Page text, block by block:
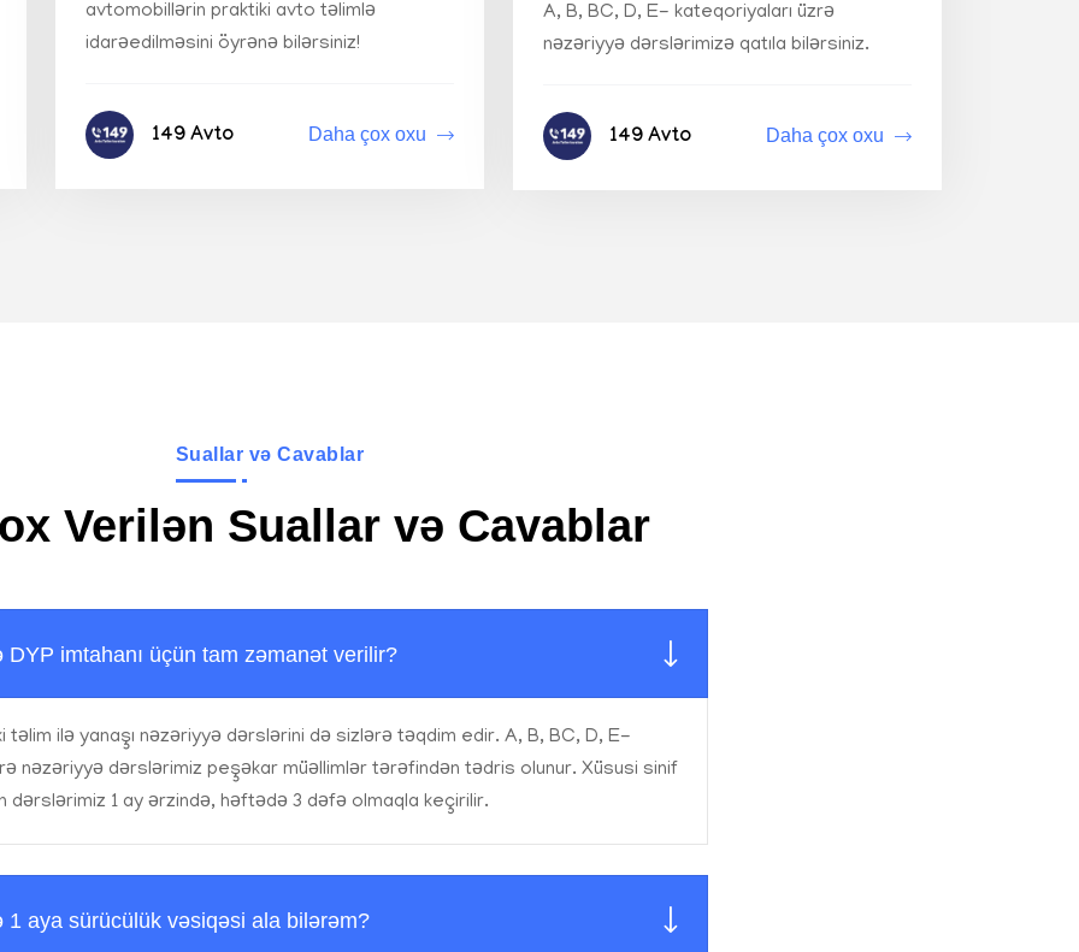
avtomobillərin praktiki avto təlimlə
idarəedilməsini öyrənə bilərsiniz!
149 Avto Daha çox oxu
A, B, BC, D, E- kateqoriyaları üzrə
nəzəriyyə dərslərimizə qatıla bilərsiniz.
149 Avto Daha çox oxu
Suallar və Cavablar
Verilən Suallar və Cavablar
DYP imtahanı üçün tam zəmanət verilir?
təlim ilə yanaşı nəzəriyyə dərslərini də sizlərə təqdim edir. A, B, BC, D, E-
nəzəriyyə dərslərimiz peşəkar müəllimlər tərəfindən tədris olunur. Xüsusi sinif
dərslərimiz 1 ay ərzində, həftədə 3 dəfə olmaqla keçirilir.
1 aya sürücülük vəsiqəsi ala bilərəm?